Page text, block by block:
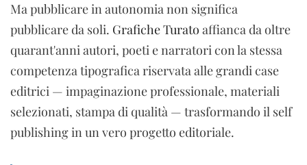
Ma pubblicare in autonomia non significa
pubblicare da soli. Grafiche Turato affianca da oltre
quarant'anni autori, poeti e narratori con la stessa
competenza tipografica riservata alle grandi case
editrici — impaginazione professionale, materiali
selezionati, stampa di qualità — trasformando il self
publishing in un vero progetto editoriale.